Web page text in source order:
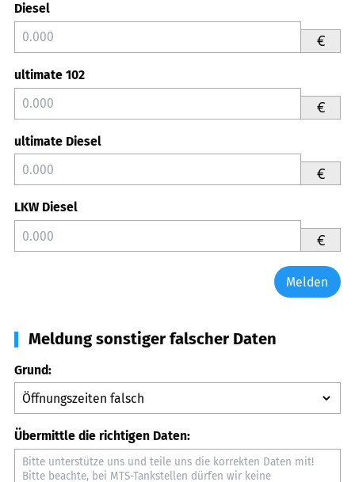
Diesel
€
ultimate 102
€
ultimate Diesel
€
LKW Diesel
€
Melden
Meldung sonstiger falscher Daten
Grund:
Übermittle die richtigen Daten: